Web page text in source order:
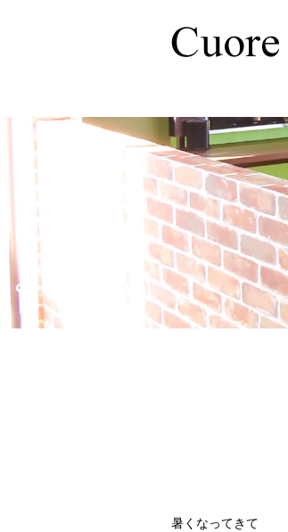
暑くなってきて